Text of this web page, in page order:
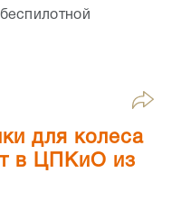
для колеса
в ЦПКиО из